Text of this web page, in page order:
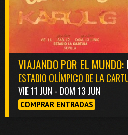
VIAJANDO POR EL MUNDO:
ESTADIO OLÍMPICO DE LA
VIE 11 JUN - DOM 13 JUN
COMPRAR ENTRADAS